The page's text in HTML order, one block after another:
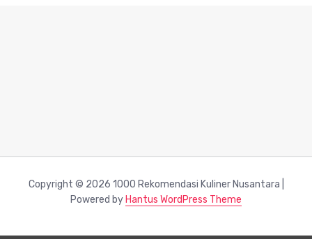
Copyright © 2026 1000 Rekomendasi Kuliner Nusantara |
Powered by Hantus WordPress Theme